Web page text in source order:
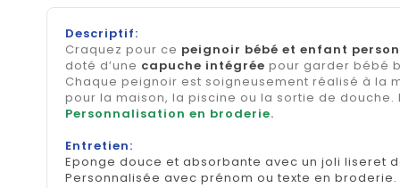
Descriptif:
Craquez pour ce peignoir bébé et enfant
doté d’une capuche intégrée pour garder bébé
Chaque peignoir est soigneusement réalisé à la
pour la maison, la piscine ou la sortie de
Personnalisation en broderie.
Entretien:
Eponge douce et absorbante avec un joli liseret
Personnalisée avec prénom ou texte en broderie.